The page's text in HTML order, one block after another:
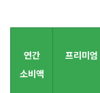
연간
소비액
프리미